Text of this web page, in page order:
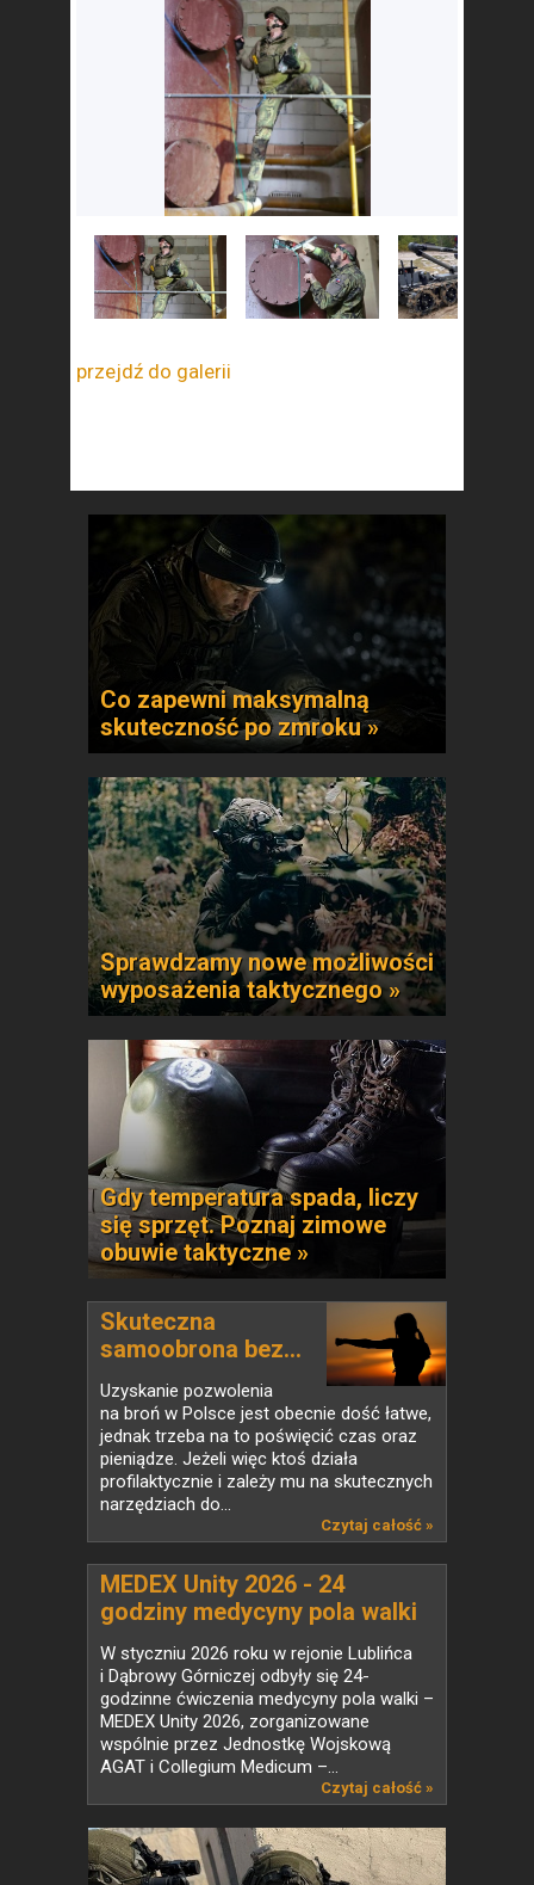
przejdź do galerii
Co zapewni maksymalną
skuteczność po zmroku »
Sprawdzamy nowe możliwości
wyposażenia taktycznego »
Gdy temperatura spada, liczy
się sprzęt. Poznaj zimowe
obuwie taktyczne »
Skuteczna
samoobrona bez...
Uzyskanie pozwolenia
na broń w Polsce jest obecnie dość łatwe,
jednak trzeba na to poświęcić czas oraz
pieniądze. Jeżeli więc ktoś działa
profilaktycznie i zależy mu na skutecznych
narzędziach do...
Czytaj całość »
MEDEX Unity 2026 - 24
godziny medycyny pola walki
w praktyce
W styczniu 2026 roku w rejonie Lublińca
i Dąbrowy Górniczej odbyły się 24-
godzinne ćwiczenia medycyny pola walki –
MEDEX Unity 2026, zorganizowane
wspólnie przez Jednostkę Wojskową
AGAT i Collegium Medicum –...
Czytaj całość »